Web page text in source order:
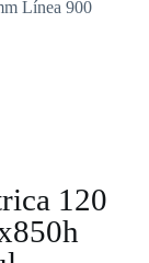
Línea 900
120